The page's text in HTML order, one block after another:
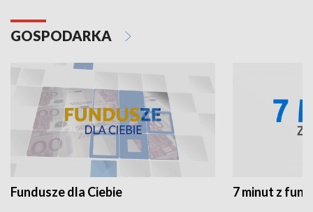
GOSPODARKA
Fundusze dla Ciebie 7 minut z